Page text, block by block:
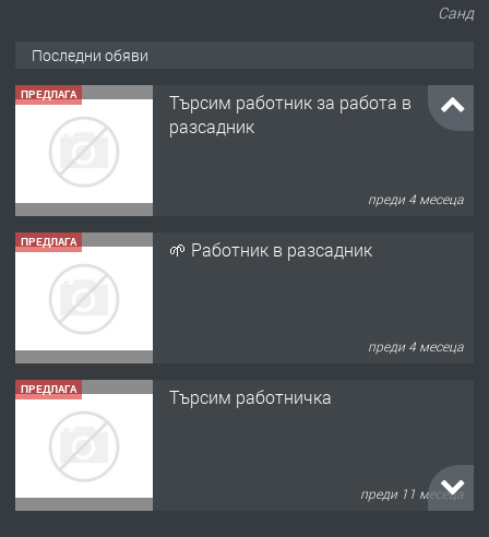
Санд
Последни обяви
ПРЕДЛАГА
Търсим работник за работа в
разсадник
преди 4 месеца
ПРЕДЛАГА 🌱 Работник в разсадник
преди 4 месеца
ПРЕДЛАГА Търсим работничка
преди 11 месеца